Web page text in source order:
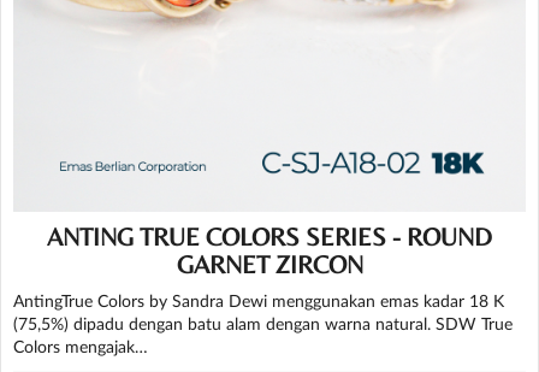
ANTING TRUE COLORS SERIES - ROUND
GARNET ZIRCON
AntingTrue Colors by Sandra Dewi menggunakan emas kadar 18 K
(75,5%) dipadu dengan batu alam dengan warna natural. SDW True
Colors mengajak…